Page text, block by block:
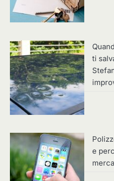
ti
e